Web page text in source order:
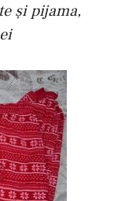
şi pijama,